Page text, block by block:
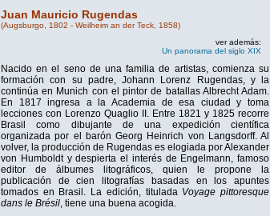
Juan Mauricio Rugendas
(Augsburgo, 1802 - Weilheim an der Teck, 1858)
ver además:
Un panorama del siglo XIX
Nacido en el seno de una familia de artistas, comienza su
formación con su padre, Johann Lorenz Rugendas, y la
continúa en Munich con el pintor de batallas Albrecht Adam.
En 1817 ingresa a la Academia de esa ciudad y toma
lecciones con Lorenzo Quaglio II. Entre 1821 y 1825 recorre
Brasil como dibujante de una expedición científica
organizada por el barón Georg Heinrich von Langsdorff. Al
volver, la producción de Rugendas es elogiada por Alexander
von Humboldt y despierta el interés de Engelmann, famoso
editor de álbumes litográficos, quien le propone la
publicación de cien litografías basadas en los apuntes
tomados en Brasil. La edición, titulada Voyage pittoresque
dans le Brésil, tiene una buena acogida.